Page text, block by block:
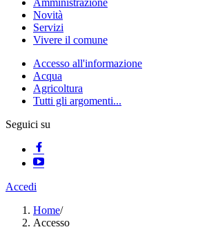
Amministrazione
Novità
Servizi
Vivere il comune
Accesso all'informazione
Acqua
Agricoltura
Tutti gli argomenti...
Seguici su
Accedi
Home/
Accesso